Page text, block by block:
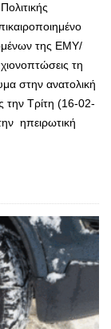
της ΕΜΥ/
τη
στην ανατολική
την Τρίτη (16-02-
ηπειρωτική